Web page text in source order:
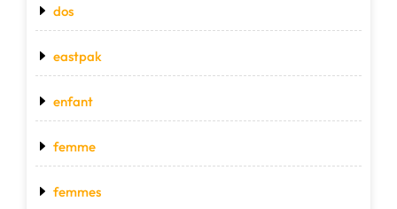
dos
eastpak
enfant
femme
femmes